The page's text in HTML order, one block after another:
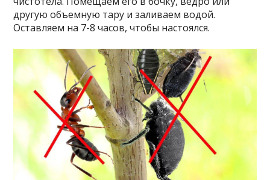
другую объемную тару и заливаем водой.
Оставляем на 7-8 часов, чтобы настоялся.